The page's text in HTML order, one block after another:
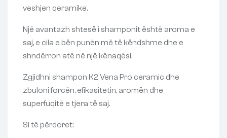
veshjen qeramike.
Një avantazh shtesë i shamponit është aroma e
saj, e cila e bën punën më të këndshme dhe e
shndërron atë në një kënaqësi.
Zgjidhni shampon K2 Vena Pro ceramic dhe
zbuloni forcën, efikasitetin, aromën dhe
superfuqitë e tjera të saj.
Si të përdoret: